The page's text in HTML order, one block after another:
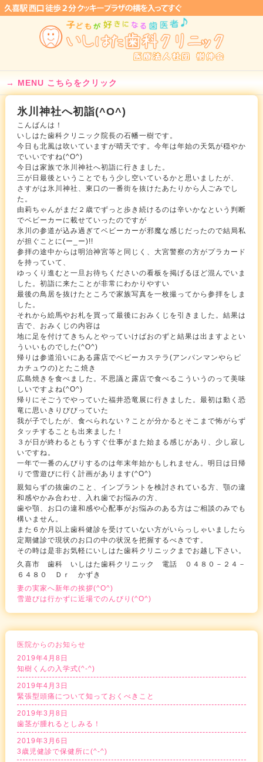
MENU こちらをクリック
氷川神社へ初詣(^O^)
こんばんは！
いしはた歯科クリニック院長の石幡一樹です。
今日も北風は吹いていますが晴天です。今年は年始の天気が穏やか
でいいですね(^O^)
今日は家族で氷川神社へ初詣に行きました。
三が日最後ということでもう少し空いているかと思いましたが、
さすがは氷川神社、東口の一番街を抜けたあたりから人ごみでし
た。
由莉ちゃんがまだ２歳でずっと歩き続けるのは辛いかなという判断
でベビーカーに載せていったのですが
氷川の参道が込み過ぎてベビーカーが邪魔な感じだったので結局私
が担ぐことに(ー_ー)!!
参拝の途中からは明治神宮等と同じく、大宮警察の方がプラカード
を持っていて、
ゆっくり進むと一旦お待ちくださいの看板を掲げるほど混んでいま
した。初詣に来たことが非常にわかりやすい
最後の鳥居を抜けたところで家族写真を一枚撮ってから参拝をしま
した。
それから絵馬やお札を買って最後におみくじを引きました。結果は
吉で、おみくじの内容は
地に足を付けてきちんとやっていけばおのずと結果は出ますよとい
ういいものでした(^O^)
帰りは参道沿いにある露店でベビーカステラ(アンパンマンやらピ
カチュウの)とたこ焼き
広島焼きを食べました。不思議と露店で食べるこういうのって美味
しいですよね(^O^)
帰りにそごうでやっていた福井恐竜展に行きました。最初は動く恐
竜に思いきりびびっていた
我が子でしたが、食べられない？ことが分かるとそこまで怖がらず
タッチすることも出来ました！
３が日が終わるともうすぐ仕事がまた始まる感じがあり、少し寂し
いですね。
一年で一番のんびりするのは年末年始かもしれません。明日は日帰
りで雪遊びに行く計画があります(^O^)
親知らずの抜歯のこと、インプラントを検討されている方、顎の違
和感やかみ合わせ、入れ歯でお悩みの方、
歯や顎、お口の違和感や心配事がお悩みのある方はご相談のみでも
構いません。
また６か月以上歯科健診を受けていない方がいらっしゃいましたら
定期健診で現状のお口の中の状況を把握するべきです。
その時は是非お気軽にいしはた歯科クリニックまでお越し下さい。
久喜市 歯科 いしはた歯科クリニック 電話 ０４８０－２４－
６４８０ Ｄｒ かずき
妻の実家へ新年の挨拶(^O^)
雪遊びは行かずに近場でのんびり(^O^)
医院からのお知らせ
2019年4月8日
知樹くんの入学式(^-^)
2019年4月3日
緊張型頭痛について知っておくべきこと
2019年3月8日
歯茎が腫れるとしみる！
2019年3月6日
3歳児健診で保健所に(^-^)